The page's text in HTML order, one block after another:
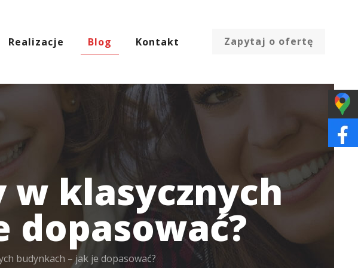
Realizacje Blog Kontakt Zapytaj o ofertę
klasycznych
dopasować?
budynkach – jak je dopasować?